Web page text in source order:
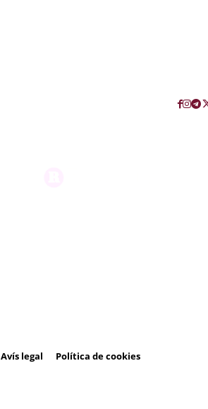
Avís legal Política de cookies